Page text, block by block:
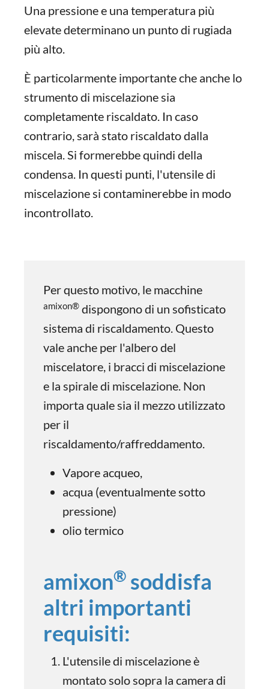
Una pressione e una temperatura più
elevate determinano un punto di rugiada
più alto.
È particolarmente importante che anche lo
strumento di miscelazione sia
completamente riscaldato. In caso
contrario, sarà stato riscaldato dalla
miscela. Si formerebbe quindi della
condensa. In questi punti, l'utensile di
miscelazione si contaminerebbe in modo
incontrollato.
Per questo motivo, le macchine
amixon® dispongono di un sofisticato
sistema di riscaldamento. Questo
vale anche per l'albero del
miscelatore, i bracci di miscelazione
e la spirale di miscelazione. Non
importa quale sia il mezzo utilizzato
per il
riscaldamento/raffreddamento.
Vapore acqueo,
acqua (eventualmente sotto
pressione)
olio termico
amixon® soddisfa
altri importanti
requisiti:
L'utensile di miscelazione è
montato solo sopra la camera di